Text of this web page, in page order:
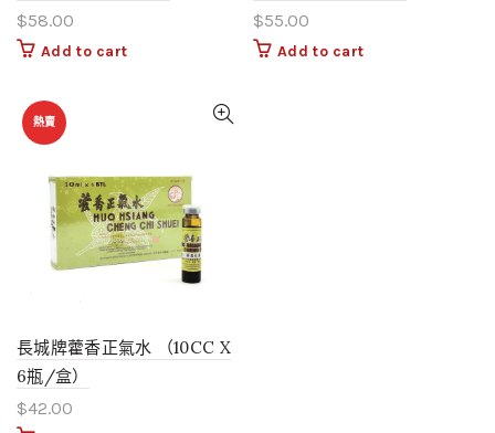
$58.00
Add to cart
$55.00
Add to cart
熱賣
長城牌藿香正氣水 （10CC X
6瓶/盒）
$42.00